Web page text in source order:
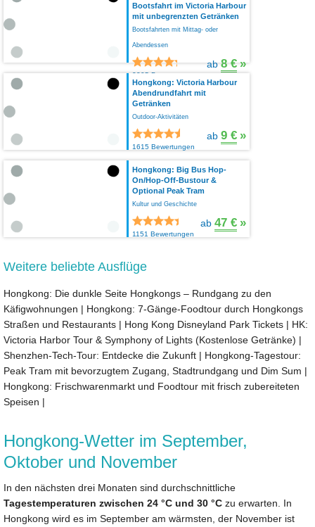
Bootsfahrt im Victoria Harbour
mit unbegrenzten Getränken
Bootsfahrten mit Mittag- oder
Abendessen
2205 Bewertungen
ab8 € »
Hongkong: Victoria Harbour
Abendrundfahrt mit
Getränken
Outdoor-Aktivitäten
1615 Bewertungen
ab 9 € »
Hongkong: Big Bus Hop-
On/Hop-Off-Bustour &
Optional Peak Tram
Kultur und Geschichte
1151 Bewertungen
ab 47 € »
Weitere beliebte Ausflüge
Hongkong: Die dunkle Seite Hongkongs – Rundgang zu den
Käfigwohnungen | Hongkong: 7-Gänge-Foodtour durch Hongkongs
Straßen und Restaurants | Hong Kong Disneyland Park Tickets | HK:
Victoria Harbor Tour & Symphony of Lights (Kostenlose Getränke) |
Shenzhen-Tech-Tour: Entdecke die Zukunft | Hongkong-Tagestour:
Peak Tram mit bevorzugtem Zugang, Stadtrundgang und Dim Sum |
Hongkong: Frischwarenmarkt und Foodtour mit frisch zubereiteten
Speisen |
Hongkong-Wetter im September,
Oktober und November
In den nächsten drei Monaten sind durchschnittliche
Tagestemperaturen zwischen 24 °C und 30 °C zu erwarten. In
Hongkong wird es im September am wärmsten, der November ist